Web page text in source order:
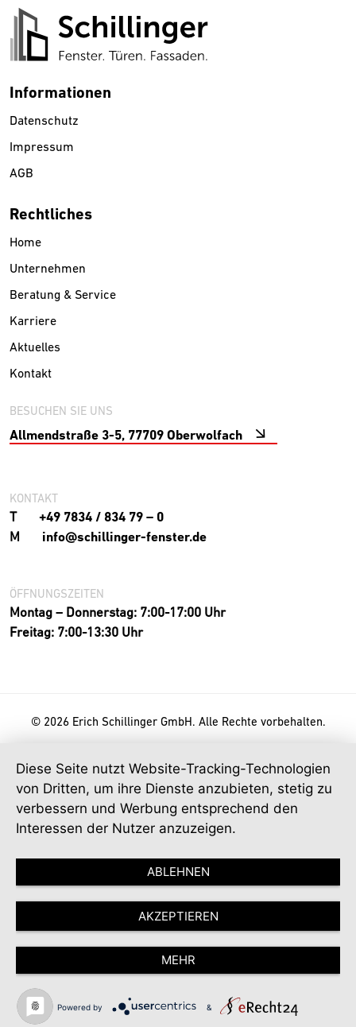
Informationen
Datenschutz
Impressum
AGB
Rechtliches
Home
Unternehmen
Beratung & Service
Karriere
Aktuelles
Kontakt
BESUCHEN SIE UNS
Allmendstraße 3-5, 77709 Oberwolfach
KONTAKT
T
+49 7834 / 834 79 – 0
M
info@schillinger-fenster.de
ÖFFNUNGSZEITEN
Montag – Donnerstag: 7:00-17:00 Uhr
Freitag: 7:00-13:30 Uhr
© 2026 Erich Schillinger GmbH. Alle Rechte vorbehalten.
Diese Seite nutzt Website-Tracking-Technologien
von Dritten, um ihre Dienste anzubieten, stetig zu
verbessern und Werbung entsprechend den
Interessen der Nutzer anzuzeigen.
ABLEHNEN
AKZEPTIEREN
MEHR
Powered by &